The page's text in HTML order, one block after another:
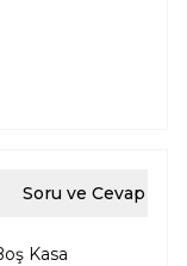
Soru ve Cevap
Kasa